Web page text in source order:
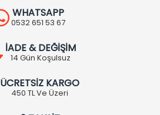
WHATSAPP
0532 651 53 67
İADE & DEĞİŞİM
14 Gün Koşulsuz
ÜCRETSİZ KARGO
450 TL Ve Üzeri